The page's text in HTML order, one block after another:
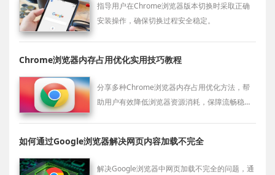
指导用户在Chrome浏览器版本切换时采取正确
安装操作，确保切换过程安全稳定。
Chrome浏览器内存占用优化实用技巧教程
分享多种Chrome浏览器内存占用优化方法，帮
助用户有效降低浏览器资源消耗，保障流畅稳定
如何通过Google浏览器解决网页内容加载不完全
解决Google浏览器中网页加载不完全的问题，通